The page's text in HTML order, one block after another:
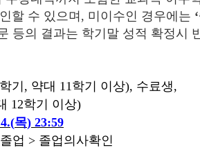
할 수 있으며, 미이수인 경우에는
등의 결과는 학기말 성적 확정시
기, 약대 11학기 이상), 수료생,
12학기 이상)
목) 23:59
업 > 졸업의사확인